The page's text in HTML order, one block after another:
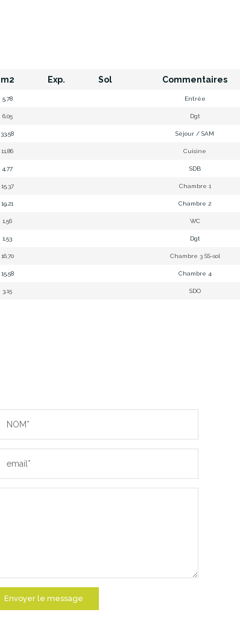
m2 Exp. Sol Commentaires
5,78 Entrée
6,05 Dgt
33,58 Séjour / SAM
11,86 Cuisine
4,77 SDB
15,37 Chambre 1
19,21 Chambre 2
1,56 WC
1,53 Dgt
16,70 Chambre 3 SS-sol
15,58 Chambre 4
3,15 SDO
NOM*
email*
Envoyer le message